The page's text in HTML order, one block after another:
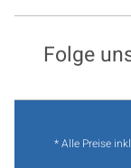
Folge
* Alle Preise